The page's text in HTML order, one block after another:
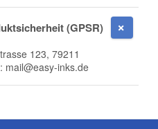
(GPSR)
123, 79211
mail@easy-inks.de